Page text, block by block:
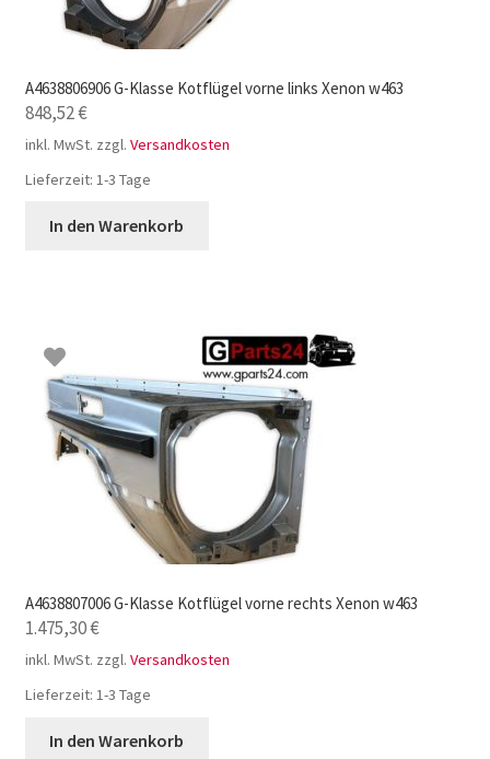
A4638806906 G-Klasse Kotflügel vorne links Xenon w463
848,52€
inkl. MwSt. zzgl. Versandkosten
Lieferzeit: 1-3 Tage
In den Warenkorb
A4638807006 G-Klasse Kotflügel vorne rechts Xenon w463
1.475,30€
inkl. MwSt. zzgl. Versandkosten
Lieferzeit: 1-3 Tage
In den Warenkorb